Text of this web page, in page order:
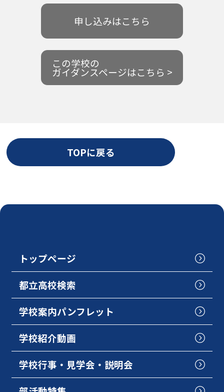
申し込みはこちら
この学校の
ガイダンスページはこちら >
TOPに戻る
トップページ
都立高校検索
学校案内パンフレット
学校紹介動画
学校行事・見学会・説明会